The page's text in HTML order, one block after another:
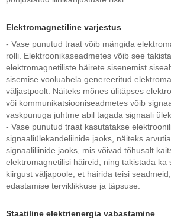
Elektromagnetiline varjestus
- Vase punutud traat võib mängida
rolli. Elektroonikaseadmetes võib see
elektromagnetiliste häirete sisenemist
sisemise vooluahela genereeritud
väljastpoolt. Näiteks mõnes ülitäpses
või kommunikatsiooniseadmetes võib
vaskpunuga juhtme abil tagada signaali
- Vase punutud traat kasutatakse
signaaliülekandeliinide jaoks, näiteks
signaaliliinide jaoks, mis võivad tõhusalt
elektromagnetilisi häireid, ning takistada ka
kiirgust väljapoole, et häirida teisi
edastamise terviklikkuse ja täpsuse.
Staatiline elektrienergia vabastamine